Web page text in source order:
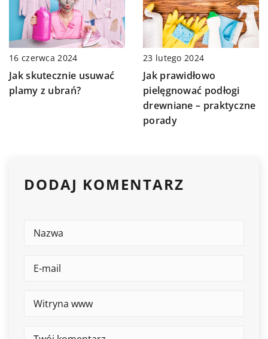
16 czerwca 2024
Jak skutecznie usuwać
plamy z ubrań?
23 lutego 2024
Jak prawidłowo
pielęgnować podłogi
drewniane – praktyczne
porady
DODAJ KOMENTARZ